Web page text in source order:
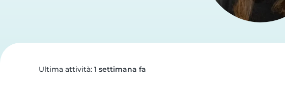
Ultima attività: 1 settimana fa